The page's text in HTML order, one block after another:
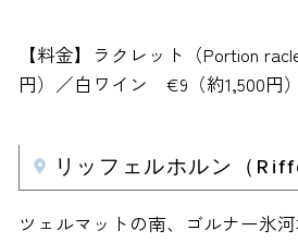
【料金】ラクレット（Portion
円）／白ワイン €9（約1,500円）
リッフェルホルン（
ツェルマットの南、ゴルナー氷